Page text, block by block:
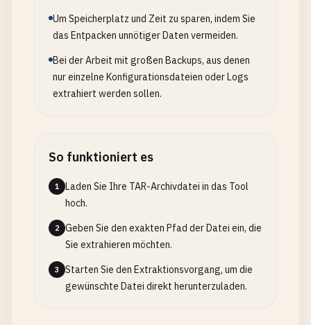
Um Speicherplatz und Zeit zu sparen, indem Sie
das Entpacken unnötiger Daten vermeiden.
Bei der Arbeit mit großen Backups, aus denen
nur einzelne Konfigurationsdateien oder Logs
extrahiert werden sollen.
So funktioniert es
1
Laden Sie Ihre TAR-Archivdatei in das Tool
hoch.
2
Geben Sie den exakten Pfad der Datei ein, die
Sie extrahieren möchten.
3
Starten Sie den Extraktionsvorgang, um die
gewünschte Datei direkt herunterzuladen.